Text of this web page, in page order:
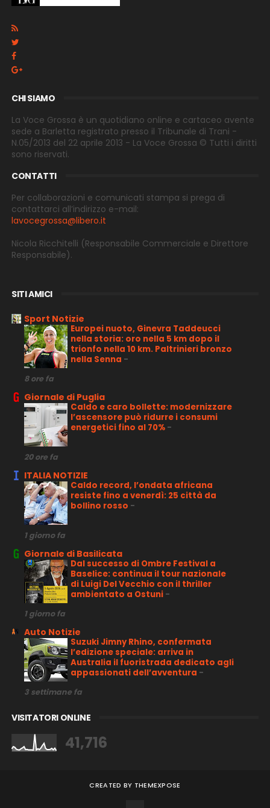
CHI SIAMO
La Voce Grossa è un quotidiano online e cartaceo avente
sede a Barletta registrato presso il Tribunale di Trani -
N.05/2013 del 22 aprile 2013 - La Voce Grossa © Tutti i diritti
sono riservati.
CONTATTI
Per collaborazioni e comunicati stampa si prega di
contattarci all’indirizzo e-mail:
lavocegrossa@libero.it
Nicola Ricchitelli (Responsabile Commerciale e Direttore
Responsabile).
SITI AMICI
Sport Notizie
Europei nuoto, Ginevra Taddeucci
nella storia: oro nella 5 km dopo il
trionfo nella 10 km. Paltrinieri bronzo
nella Senna -
8 ore fa
Giornale di Puglia
Caldo e caro bollette: modernizzare
l’ascensore può ridurre i consumi
energetici fino al 70% -
20 ore fa
ITALIA NOTIZIE
Caldo record, l’ondata africana
resiste fino a venerdì: 25 città da
bollino rosso -
1 giorno fa
Giornale di Basilicata
Dal successo di Ombre Festival a
Baselice: continua il tour nazionale
di Luigi Del Vecchio con il thriller
ambientato a Ostuni -
1 giorno fa
Auto Notizie
Suzuki Jimny Rhino, confermata
l’edizione speciale: arriva in
Australia il fuoristrada dedicato agli
appassionati dell’avventura -
3 settimane fa
VISITATORI ONLINE
41,716
CREATED BY THEMEXPOSE